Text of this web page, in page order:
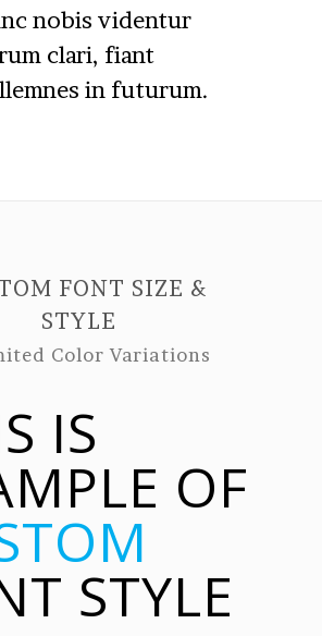
nobis videntur
clari, fiant
in futurum.
FONT SIZE &
STYLE
Color Variations
IS
OF
STYLE